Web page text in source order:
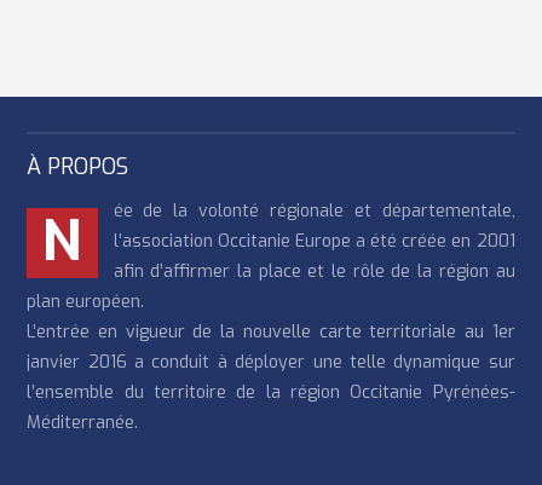
À PROPOS
N
ée de la volonté régionale et départementale,
l’association Occitanie Europe a été créée en 2001
afin d’affirmer la place et le rôle de la région au
plan européen.
L’entrée en vigueur de la nouvelle carte territoriale au 1er
janvier 2016 a conduit à déployer une telle dynamique sur
l’ensemble du territoire de la région Occitanie Pyrénées-
Méditerranée.